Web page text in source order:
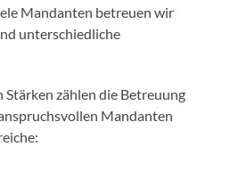
Mandanten betreuen wir
unterschiedliche
Stärken zählen die Betreuung
Mandanten